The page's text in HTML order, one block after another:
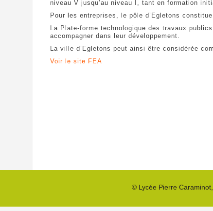
niveau V jusqu’au niveau I, tant en formation
Pour les entreprises, le pôle d’Egletons
La Plate-forme technologique des travaux
accompagner dans leur développement.
La ville d’Egletons peut ainsi être considérée
Voir le site FEA
© Lycée Pierre Caraminot,